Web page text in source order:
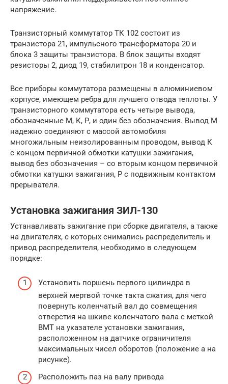
напряжение.
Транзисторный коммутатор ТК 102 состоит из
транзистора 21, импульсного трансформатора 20 и
блока 3 защиты транзистора. В блок защиты входят
резисторы 2, диод 19, стабилитрон 18 и конденсатор.
Все приборы коммутатора размещены в алюминиевом
корпусе, имеющем ребра для лучшего отвода теплоты. У
транзисторного коммутатора есть четыре вывода,
обозначенные М, К, Р, и один без обозначения. Вывод М
надежно соединяют с массой автомобиля
многожильным неизолированным проводом, вывод К
с концом первичной обмотки катушки зажигания,
вывод без обозначения – со вторым концом первичной
обмотки катушки зажигания, Р с подвижным контактом
прерывателя.
Установка зажигания ЗИЛ-130
Устанавливать зажигание при сборке двигателя, а также
на двигателях, с которых снимались распределитель и
привод распределителя, необходимо в следующем
порядке:
Установить поршень первого цилиндра в
верхней мертвой точке такта сжатия, для чего
повернуть коленчатый вал до совмещения
отверстия на шкиве коленчатого вала с меткой
ВМТ на указателе установки зажигания,
расположенном на датчике ограничителя
максимальных чисел оборотов (положение а на
рисунке).
Расположить паз на валу привода